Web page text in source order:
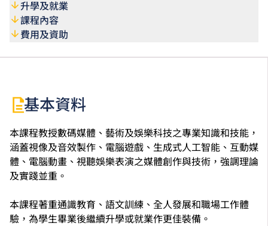
升學及就業
課程內容
費用及資助
基本資料
本課程教授數碼媒體、藝術及娛樂科技之專業知識和技能，
涵蓋視像及音效製作、電腦遊戲、生成式人工智能、互動媒
體、電腦動畫、視聽娛樂表演之媒體創作與技術，強調理論
及實踐並重。
本課程著重通識教育、語文訓練、全人發展和職場工作體
驗，為學生畢業後繼續升學或就業作更佳裝備。